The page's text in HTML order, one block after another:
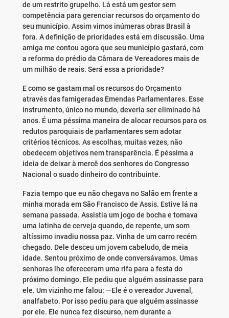
de um restrito grupelho. Lá está um gestor sem
competência para gerenciar recursos do orçamento do
seu município. Assim vimos inúmeras obras Brasil à
fora. A definição de prioridades está em discussão. Uma
amiga me contou agora que seu município gastará, com
a reforma do prédio da Câmara de Vereadores mais de
um milhão de reais. Será essa a prioridade?
E como se gastam mal os recursos do Orçamento
através das famigeradas Emendas Parlamentares. Esse
instrumento, único no mundo, deveria ser eliminado há
anos. É uma péssima maneira de alocar recursos para os
redutos paroquiais de parlamentares sem adotar
critérios técnicos. As escolhas, muitas vezes, não
obedecem objetivos nem transparência. É péssima a
ideia de deixar à mercê dos senhores do Congresso
Nacional o suado dinheiro do contribuinte.
Fazia tempo que eu não chegava no Salão em frente a
minha morada em São Francisco de Assis. Estive lá na
semana passada. Assistia um jogo de bocha e tomava
uma latinha de cerveja quando, de repente, um som
altíssimo invadiu nossa paz. Vinha de um carro recém
chegado. Dele desceu um jovem cabeludo, de meia
idade. Sentou próximo de onde conversávamos. Umas
senhoras lhe ofereceram uma rifa para a festa do
próximo domingo. Ele pediu que alguém assinasse para
ele. Um vizinho me falou: —Ele é o vereador Juvenal,
analfabeto. Por isso pediu para que alguém assinasse
por ele. Ele nunca fez discurso, nem durante a